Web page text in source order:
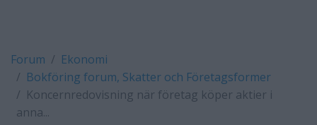
Forum
Ekonomi
Bokföring forum, Skatter och Företagsformer
Koncernredovisning när företag köper aktier i
anna...